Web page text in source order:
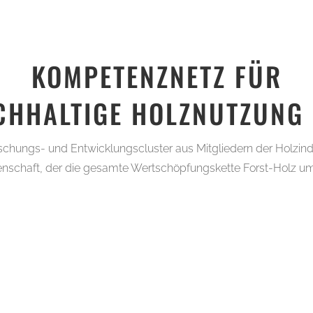
KOMPETENZNETZ FÜR
HOLZNUTZUNG
und Entwicklungscluster aus Mitgliedern der
der die gesamte Wertschöpfungskette Forst-Holz